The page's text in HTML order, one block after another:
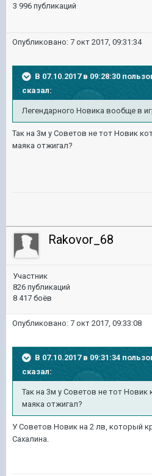
3 996 публикаций
Опубликовано: 7 окт 2017, 09:31:34
В 07.10.2017 в 09:28:30
сказал:
Легендарного Новика вообще в
Так на 3м у Советов не тот Новик
маяка отжигал?
Rakovor_68
Участник
826 публикаций
8 417 боёв
Опубликовано: 7 окт 2017, 09:33:08
В 07.10.2017 в 09:31:34
сказал:
Так на 3м у Советов не тот
маяка отжигал?
У Советов Новик на 2 лв, который
Сахалина.